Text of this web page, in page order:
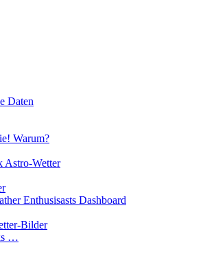
Daten
Warum?
Astro-Wetter
Enthusisasts Dashboard
Bilder
…